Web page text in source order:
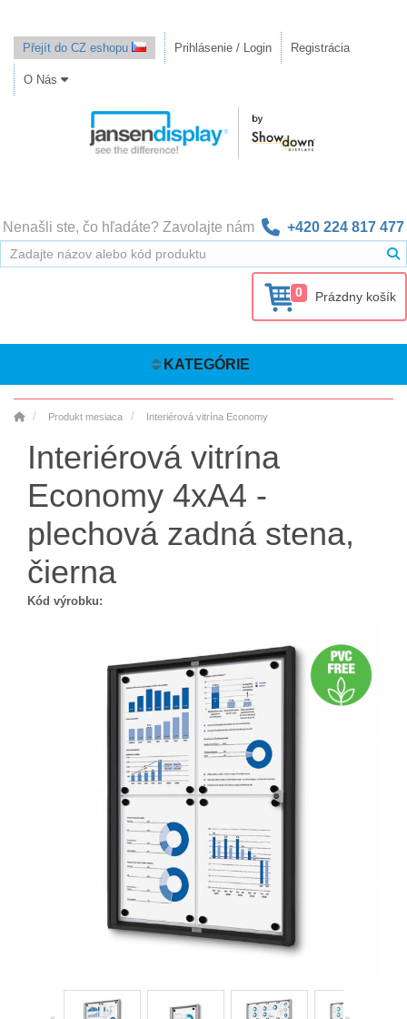
Přejít do CZ eshopu Prihlásenie / Login Registrácia
O Nás
Nenašli ste, čo hľadáte? Zavolajte nám +420 224 817 477
0 Prázdny košík
KATEGÓRIE
Produkt mesiaca Interiérová vitrína Economy
Interiérová vitrína
Economy 4xA4 -
plechová zadná stena,
čierna
Kód výrobku: